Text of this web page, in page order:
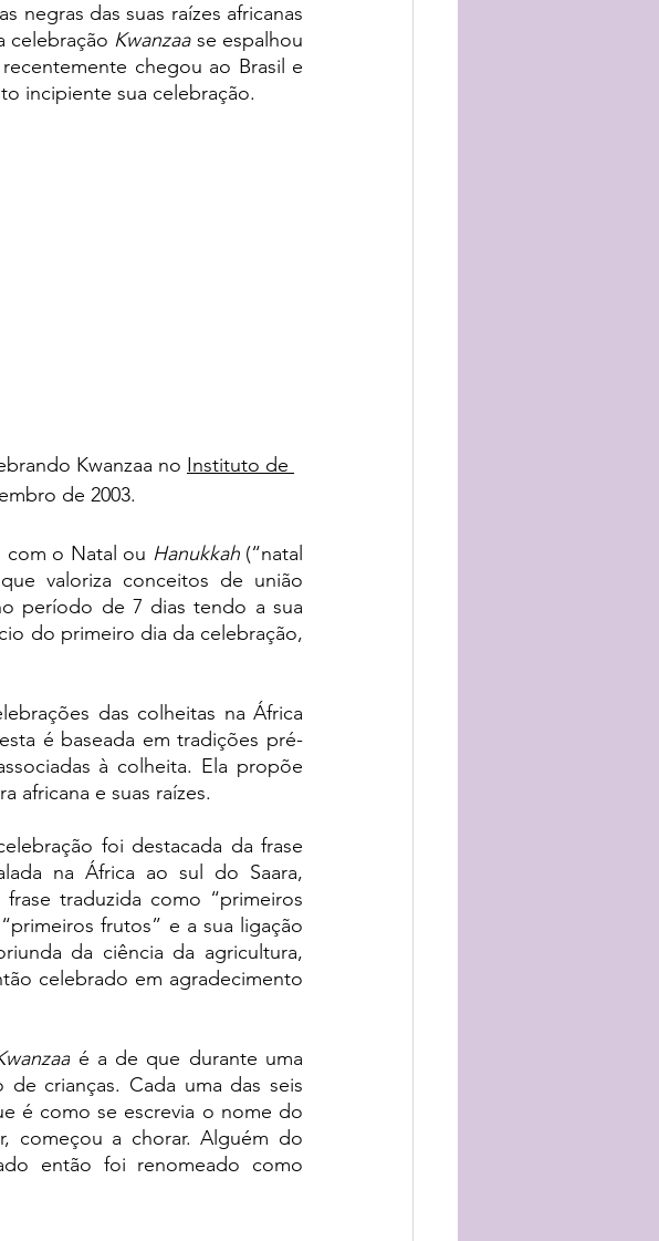
negras das suas raízes africanas
celebração Kwanzaa se espalhou
chegou ao Brasil e
incipiente sua celebração.
Kwanzaa no Instituto de
de 2003.
com o Natal ou Hanukkah (“natal
valoriza conceitos de união
período de 7 dias tendo a sua
do primeiro dia da celebração,
das colheitas na África
é baseada em tradições pré-
à colheita. Ela propõe
africana e suas raízes.
foi destacada da frase
na África ao sul do Saara,
traduzida como “primeiros
frutos” e a sua ligação
da ciência da agricultura,
celebrado em agradecimento
é a de que durante uma
crianças. Cada uma das seis
é como se escrevia o nome do
começou a chorar. Alguém do
então foi renomeado como